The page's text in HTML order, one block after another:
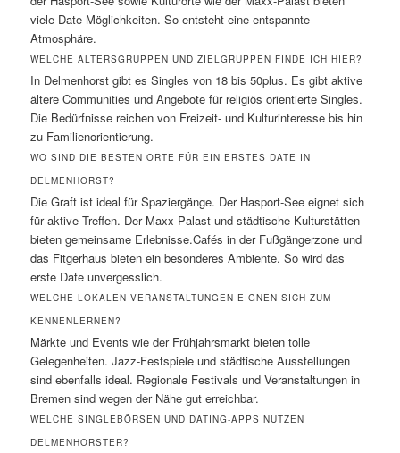
viele Date-Möglichkeiten. So entsteht eine entspannte
Atmosphäre.
WELCHE ALTERSGRUPPEN UND ZIELGRUPPEN FINDE ICH HIER?
In Delmenhorst gibt es Singles von 18 bis 50plus. Es gibt aktive
ältere Communities und Angebote für religiös orientierte Singles.
Die Bedürfnisse reichen von Freizeit- und Kulturinteresse bis hin
zu Familienorientierung.
WO SIND DIE BESTEN ORTE FÜR EIN ERSTES DATE IN
DELMENHORST?
Die Graft ist ideal für Spaziergänge. Der Hasport-See eignet sich
für aktive Treffen. Der Maxx-Palast und städtische Kulturstätten
bieten gemeinsame Erlebnisse.Cafés in der Fußgängerzone und
das Fitgerhaus bieten ein besonderes Ambiente. So wird das
erste Date unvergesslich.
WELCHE LOKALEN VERANSTALTUNGEN EIGNEN SICH ZUM
KENNENLERNEN?
Märkte und Events wie der Frühjahrsmarkt bieten tolle
Gelegenheiten. Jazz-Festspiele und städtische Ausstellungen
sind ebenfalls ideal. Regionale Festivals und Veranstaltungen in
Bremen sind wegen der Nähe gut erreichbar.
WELCHE SINGLEBÖRSEN UND DATING-APPS NUTZEN
DELMENHORSTER?